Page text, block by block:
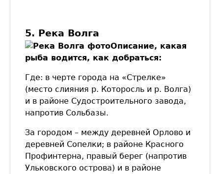
5. Река Волга
Описание, какая
рыба водится, как добраться:
Где: в черте города на «Стрелке»
(место слияния р. Которосль и р. Волга)
и в районе Судостроительного завода,
напротив Сольбазы.
За городом – между деревней Орлово и
деревней Сопелки; в районе Красного
Профинтерна, правый берег (напротив
Ульковского острова) и в районе